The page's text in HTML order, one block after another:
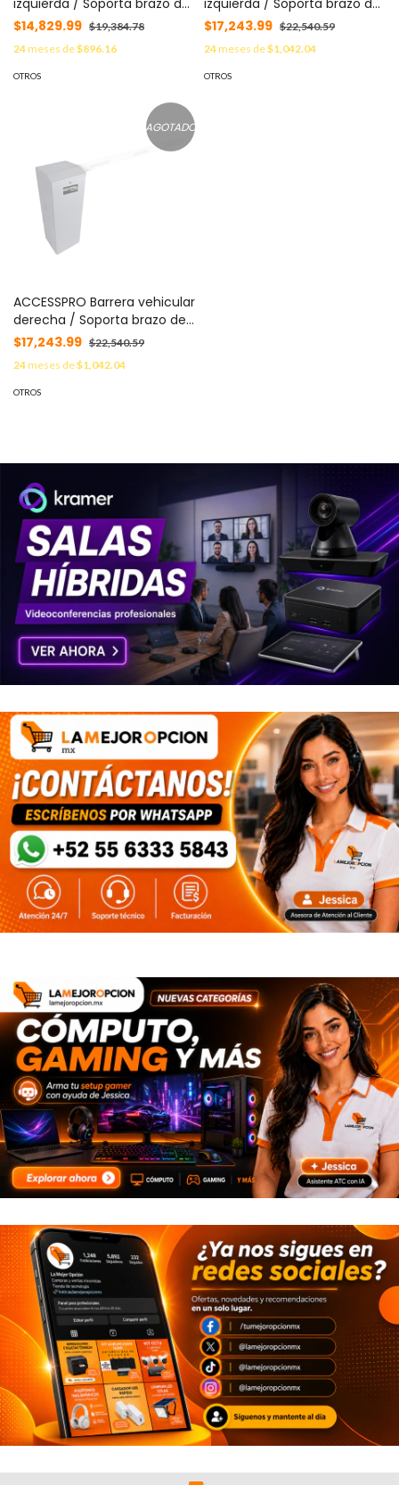
izquierda / Soporta brazo de
hasta 3 m / Apertura en 1.5 s
/Final de carrera ajustable
por programación /
Movimiento fluido / Diseño
$14,829.99 $19,384.78
24meses de$896.16
OTROS
izquierda / Soporta brazo de
hasta 5.5 m / Final de
carrera ajustable por
programación / Movimiento
fluido / Diseño elegante
$17,243.99 $22,540.59
24meses de$1,042.04
OTROS
AGOTADO
ACCESSPRO Barrera vehicular
derecha / Soporta brazo de
hasta 5.5 m / Final de
carrera ajustable por
programación / Movimiento
fluido / Diseño elegante
$17,243.99 $22,540.59
24meses de$1,042.04
OTROS